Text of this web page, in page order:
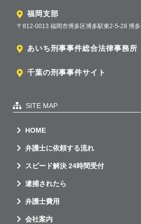
福岡支部
〒812-0013 福岡市博多区博多駅東2-5-28 博
あいち刑事事件総合法律事務所
千葉の刑事事件サイト
SITE MAP
HOME
弁護士に依頼する流れ
スピード解決 24時間受付
逮捕されたら
弁護士費用
会社案内